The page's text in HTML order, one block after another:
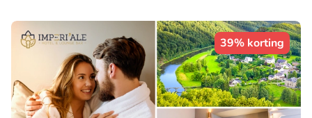
39% korting